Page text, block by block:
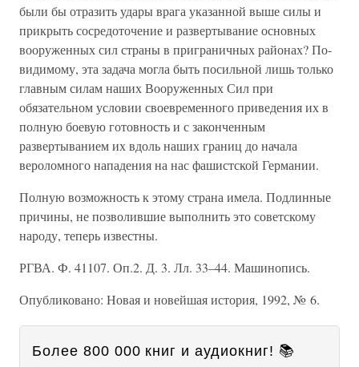
были бы отразить удары врага указанной выше силы и
прикрыть сосредоточение и развертывание основных
вооруженных сил страны в приграничных районах? По-
видимому, эта задача могла быть посильной лишь только
главным силам наших Вооруженных Сил при
обязательном условии своевременного приведения их в
полную боевую готовность и с законченным
развертыванием их вдоль наших границ до начала
вероломного нападения на нас фашистской Германии.
Полную возможность к этому страна имела. Подлинные
причины, не позволившие выполнить это советскому
народу, теперь известны.
РГВА. Ф. 41107. Оп.2. Д. 3. Лл. 33–44. Машинопись.
Опубликовано: Новая и новейшая история, 1992, № 6.
Более 800 000 книг и аудиокниг! 📚